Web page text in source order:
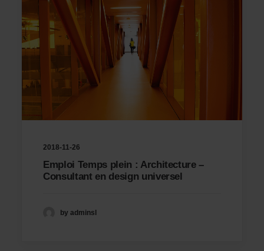
2018-11-26
Emploi Temps plein : Architecture –
Consultant en design universel
by adminsl